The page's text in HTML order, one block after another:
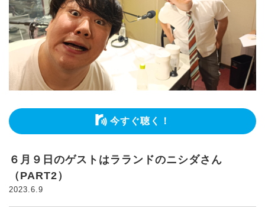
今すぐ聴く！
６月９日のゲストはラランドのニシダさん
（PART2）
2023.6.9